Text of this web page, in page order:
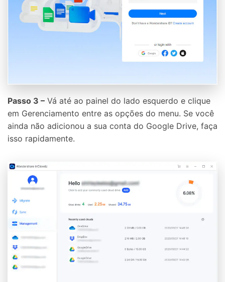
Passo 3 – Vá até ao painel do lado esquerdo e clique
em Gerenciamento entre as opções do menu. Se você
ainda não adicionou a sua conta do Google Drive, faça
isso rapidamente.